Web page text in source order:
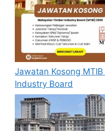
Jawatan Kosong
Industry Board